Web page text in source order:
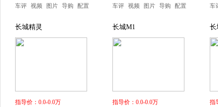
车评 视频 图片 导购 配置
车评 视频 图片 导购 配置
车
长城精灵
指导价：0.0-0.0万
长城M1
指导价：0.0-0.0万
长
指